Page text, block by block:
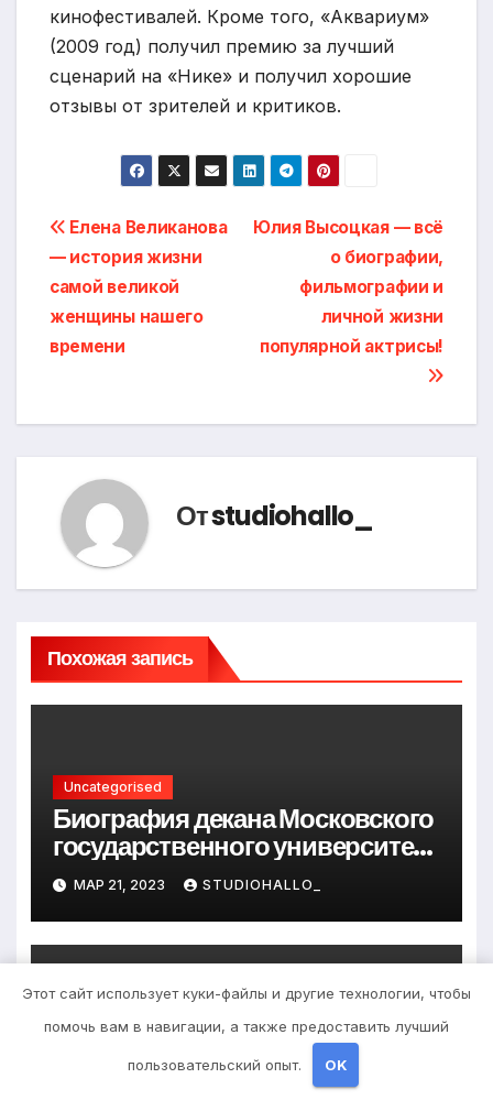
кинофестивалей. Кроме того, «Аквариум»
(2009 год) получил премию за лучший
сценарий на «Нике» и получил хорошие
отзывы от зрителей и критиков.
Навигация
по
записям
Юлия Высоцкая — всё
о биографии,
фильмографии и
личной жизни
популярной актрисы!
Елена Великанова
— история жизни
самой великой
женщины нашего
времени
Отstudiohallo_
Похожая запись
Uncategorised
Биография декана Московского
государственного университета
Андрея Сидорова — от студента
до руководителя
МАР 21, 2023 STUDIOHALLO_
Uncategorised
Биография Шихман Ирины —
интересные факты, достижения
Этот сайт использует куки-файлы и другие технологии, чтобы
помочь вам в навигации, а также предоставить лучший
пользовательский опыт. OK